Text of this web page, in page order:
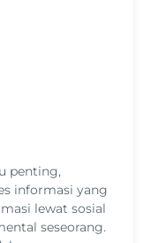
penting,
informasi yang
lewat sosial
seseorang.